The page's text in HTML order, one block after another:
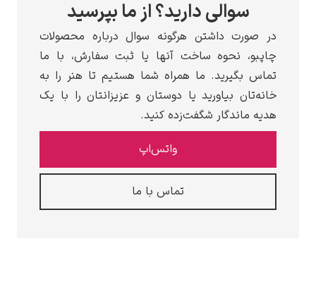
دارید؟ از ما بپرسید
داشتن هرگونه سوال درباره محصولات
ساخت آنها یا ثبت سفارش، با ما
ما همراه شما هستیم تا هنر را به
بیاورید یا دوستان و عزیزانتان را با یک
شگفت‌زده کنید.